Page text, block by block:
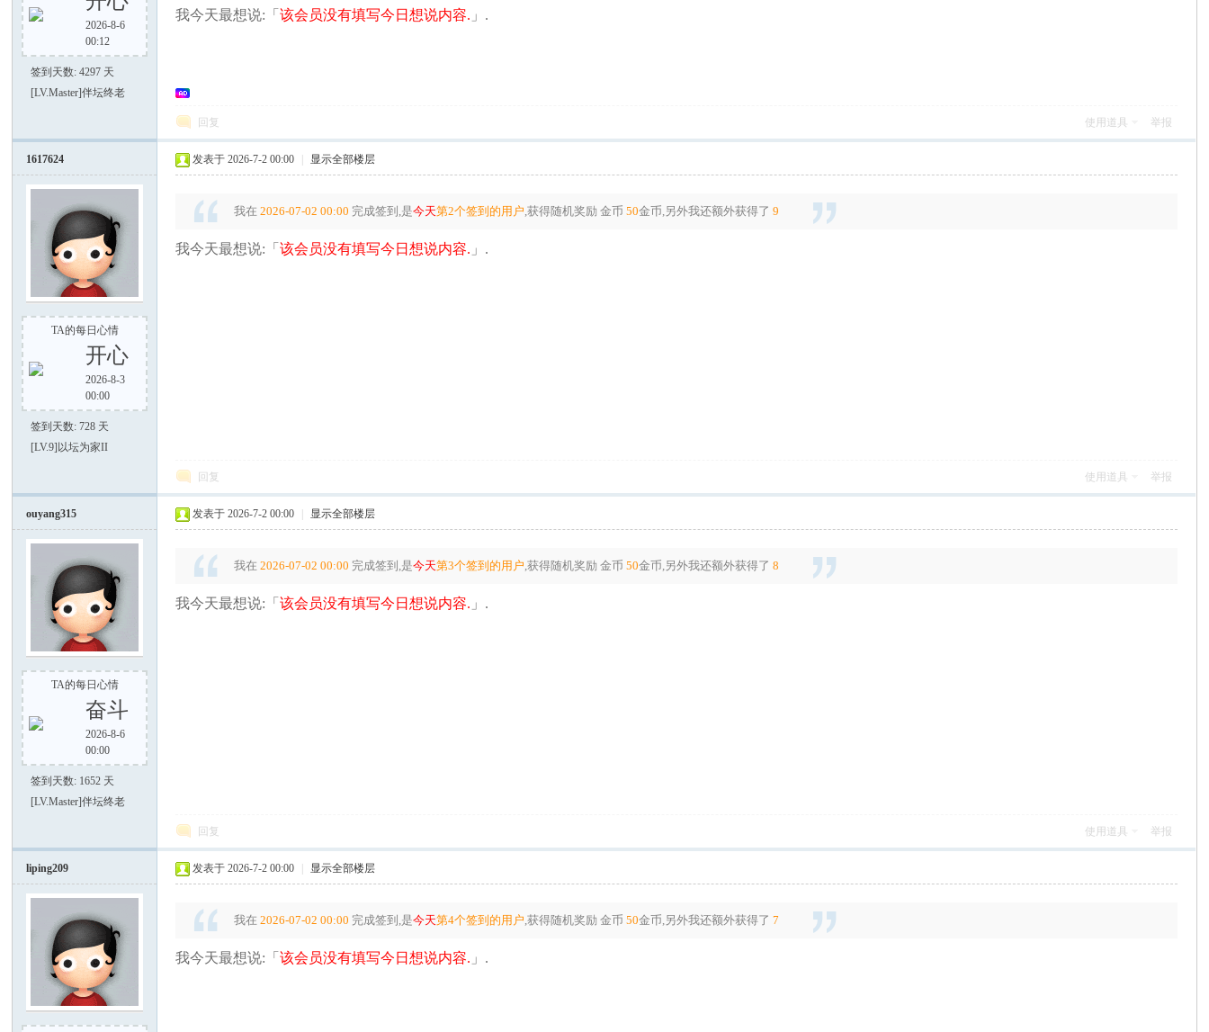
2026-8-6
00:12
签到天数: 4297 天
[LV.Master]伴坛终老
我今天最想说:「该会员没有填写今日想说内容. 」.
回复 使用道具 举报
1617624
TA的每日心情
开心
2026-8-3
00:00
签到天数: 728 天
[LV.9]以坛为家II
发表于 2026-7-2 00:00 显示全部楼层
我在 2026-07-02 00:00 完成签到,是今天第2个签到的用户,获得随机奖励金币50金币,另外我还额外获得了 9
我今天最想说:「该会员没有填写今日想说内容. 」.
回复 使用道具 举报
ouyang315
TA的每日心情
奋斗
2026-8-6
00:00
签到天数: 1652 天
[LV.Master]伴坛终老
发表于 2026-7-2 00:00 显示全部楼层
我在 2026-07-02 00:00 完成签到,是今天第3个签到的用户,获得随机奖励金币50金币,另外我还额外获得了 8
我今天最想说:「该会员没有填写今日想说内容. 」.
回复 使用道具 举报
liping209 发表于 2026-7-2 00:00 显示全部楼层
我在 2026-07-02 00:00 完成签到,是今天第4个签到的用户,获得随机奖励金币50金币,另外我还额外获得了 7
我今天最想说:「该会员没有填写今日想说内容. 」.